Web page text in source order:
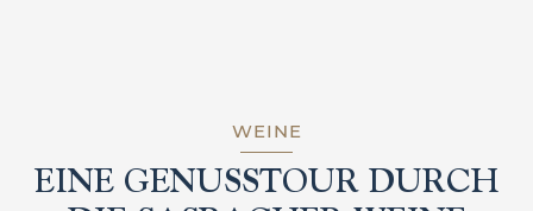
WEINE
EINE GENUSSTOUR DURCH